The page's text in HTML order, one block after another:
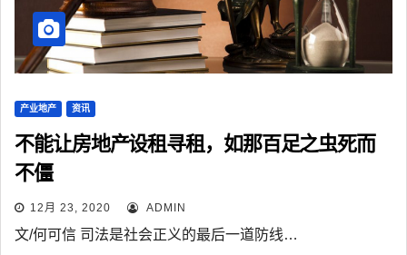
产业地产 资讯
不能让房地产设租寻租，如那百足之虫死而
不僵
12月 23, 2020 ADMIN
文/何可信 司法是社会正义的最后一道防线…